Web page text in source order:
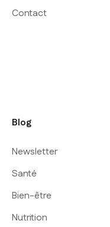
Contact
Blog
Newsletter
Santé
Bien-être
Nutrition